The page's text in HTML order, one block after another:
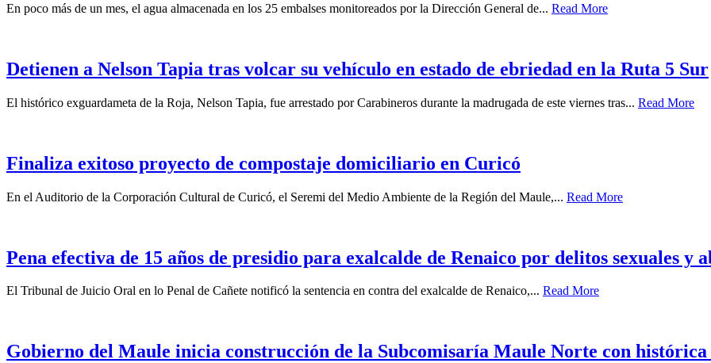
En poco más de un mes, el agua almacenada en los 25 embalses monitoreados por la Dirección General de... Read More
Detienen a Nelson Tapia tras volcar su vehículo en estado de ebriedad en la Ruta 5 Sur
El histórico exguardameta de la Roja, Nelson Tapia, fue arrestado por Carabineros durante la madrugada de este viernes tras... Read More
Finaliza exitoso proyecto de compostaje domiciliario en Curicó
En el Auditorio de la Corporación Cultural de Curicó, el Seremi del Medio Ambiente de la Región del Maule,... Read More
Pena efectiva de 15 años de presidio para exalcalde de Renaico por delitos sexuales y
El Tribunal de Juicio Oral en lo Penal de Cañete notificó la sentencia en contra del exalcalde de Renaico,... Read More
Gobierno del Maule inicia construcción de la Subcomisaría Maule Norte con